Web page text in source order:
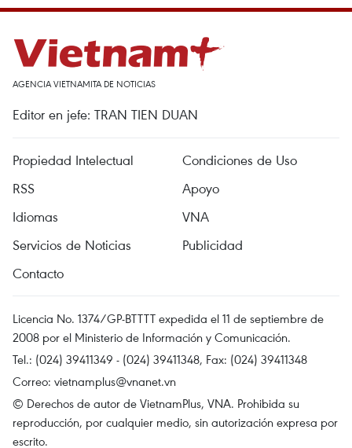
AGENCIA VIETNAMITA DE NOTICIAS
Editor en jefe: TRAN TIEN DUAN
Propiedad Intelectual
Condiciones de Uso
RSS
Apoyo
Idiomas
VNA
Servicios de Noticias
Publicidad
Contacto
Licencia No. 1374/GP-BTTTT expedida el 11 de septiembre de
2008 por el Ministerio de Información y Comunicación.
Tel.: (024) 39411349 - (024) 39411348, Fax: (024) 39411348
Correo: vietnamplus@vnanet.vn
© Derechos de autor de VietnamPlus, VNA. Prohibida su
reproducción, por cualquier medio, sin autorización expresa por
escrito.